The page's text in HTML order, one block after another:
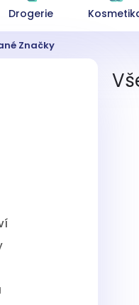
Drogerie
Značky